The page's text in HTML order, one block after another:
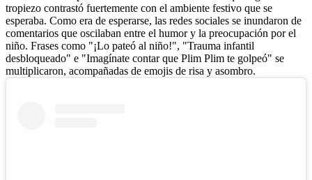
tropiezo contrastó fuertemente con el ambiente festivo que se
esperaba. Como era de esperarse, las redes sociales se inundaron de
comentarios que oscilaban entre el humor y la preocupación por el
niño. Frases como "¡Lo pateó al niño!", "Trauma infantil
desbloqueado" e "Imagínate contar que Plim Plim te golpeó" se
multiplicaron, acompañadas de emojis de risa y asombro.